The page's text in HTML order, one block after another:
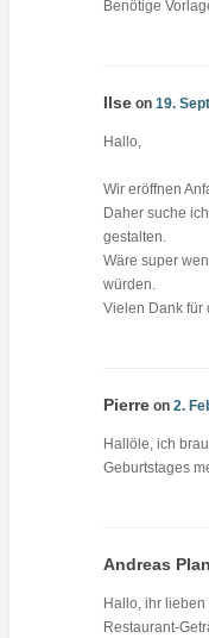
Benötige
Ilseon 19.
Hallo,
Wir eröffnen
Daher suche
gestalten.
Wäre super
würden.
Vielen Dank für
Pierreon 2.
Hallöle, ich
Geburtstages
Andreas
Hallo, ihr
Restaurant-